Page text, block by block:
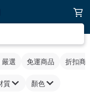
嚴選 免運商品 折扣商
質 顏色